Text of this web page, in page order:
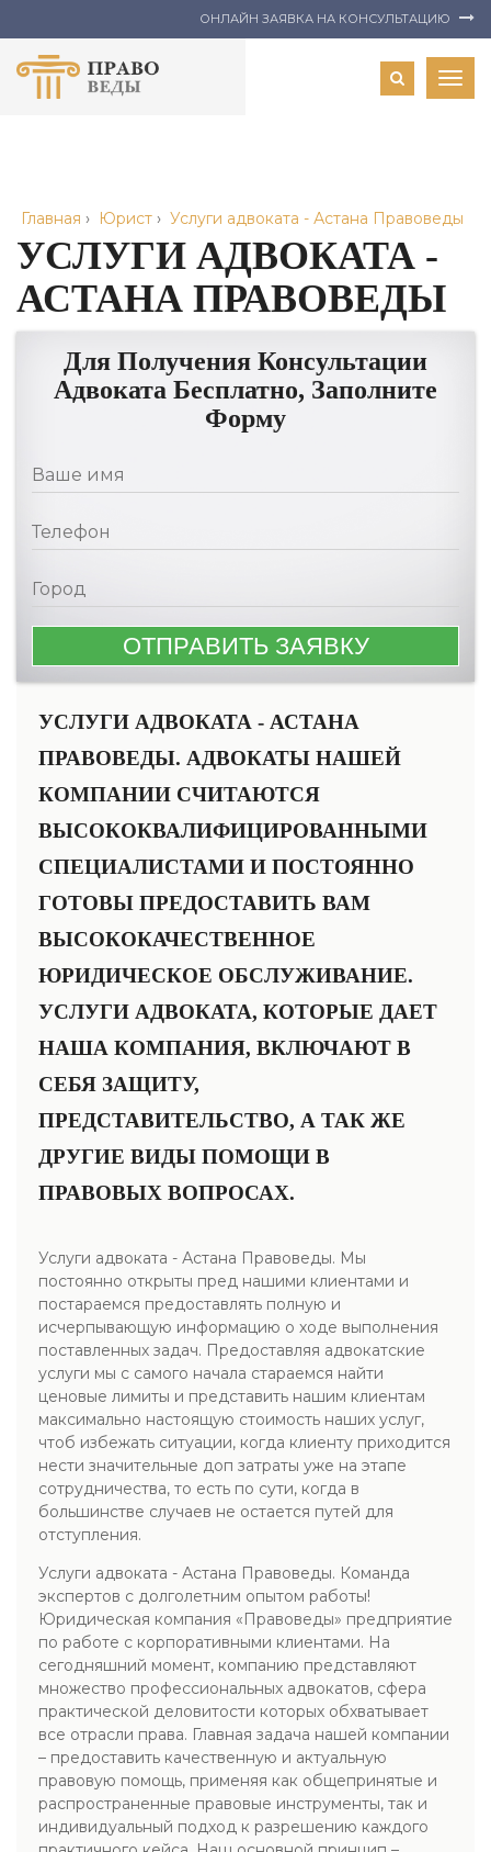
ОНЛАЙН ЗАЯВКА НА КОНСУЛЬТАЦИЮ
Главная › Юрист › Услуги адвоката - Астана Правоведы
УСЛУГИ АДВОКАТА -
АСТАНА ПРАВОВЕДЫ
Для Получения Консультации
Адвоката Бесплатно, Заполните
Форму
УСЛУГИ АДВОКАТА - АСТАНА
ПРАВОВЕДЫ. АДВОКАТЫ НАШЕЙ
КОМПАНИИ СЧИТАЮТСЯ
ВЫСОКОКВАЛИФИЦИРОВАННЫМИ
СПЕЦИАЛИСТАМИ И ПОСТОЯННО
ГОТОВЫ ПРЕДОСТАВИТЬ ВАМ
ВЫСОКОКАЧЕСТВЕННОЕ
ЮРИДИЧЕСКОЕ ОБСЛУЖИВАНИЕ.
УСЛУГИ АДВОКАТА, КОТОРЫЕ ДАЕТ
НАША КОМПАНИЯ, ВКЛЮЧАЮТ В
СЕБЯ ЗАЩИТУ,
ПРЕДСТАВИТЕЛЬСТВО, А ТАК ЖЕ
ДРУГИЕ ВИДЫ ПОМОЩИ В
ПРАВОВЫХ ВОПРОСАХ.
Услуги адвоката - Астана Правоведы. Мы
постоянно открыты пред нашими клиентами и
постараемся предоставлять полную и
исчерпывающую информацию о ходе выполнения
поставленных задач. Предоставляя адвокатские
услуги мы с самого начала стараемся найти
ценовые лимиты и представить нашим клиентам
максимально настоящую стоимость наших услуг,
чтоб избежать ситуации, когда клиенту приходится
нести значительные доп затраты уже на этапе
сотрудничества, то есть по сути, когда в
большинстве случаев не остается путей для
отступления.
Услуги адвоката - Астана Правоведы. Команда
экспертов с долголетним опытом работы!
Юридическая компания «Правоведы» предприятие
по работе с корпоративными клиентами. На
сегодняшний момент, компанию представляют
множество профессиональных адвокатов, сфера
практической деловитости которых обхватывает
все отрасли права. Главная задача нашей компании
– предоставить качественную и актуальную
правовую помощь, применяя как общепринятые и
распространенные правовые инструменты, так и
индивидуальный подход к разрешению каждого